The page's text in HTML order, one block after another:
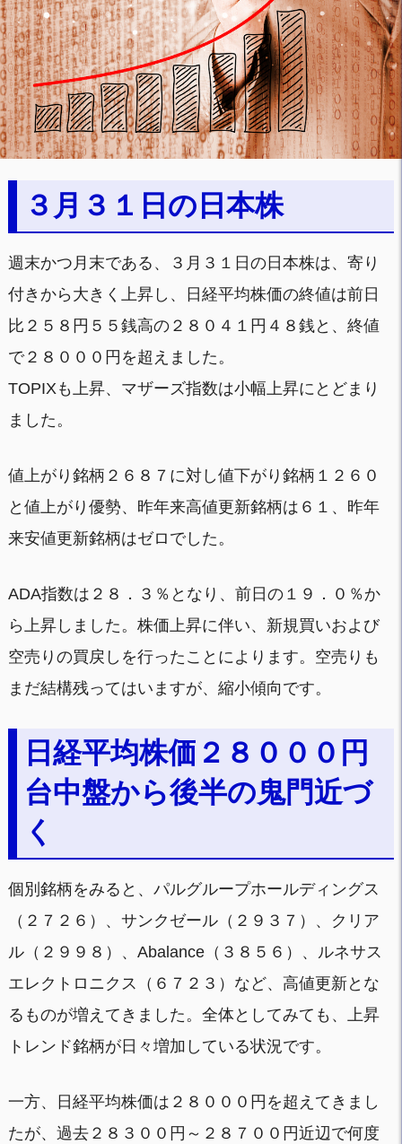
３月３１日の日本株
週末かつ月末である、３月３１日の日本株は、寄り
付きから大きく上昇し、日経平均株価の終値は前日
比２５８円５５銭高の２８０４１円４８銭と、終値
で２８０００円を超えました。
TOPIXも上昇、マザーズ指数は小幅上昇にとどまり
ました。
値上がり銘柄２６８７に対し値下がり銘柄１２６０
と値上がり優勢、昨年来高値更新銘柄は６１、昨年
来安値更新銘柄はゼロでした。
ADA指数は２８．３％となり、前日の１９．０％か
ら上昇しました。株価上昇に伴い、新規買いおよび
空売りの買戻しを行ったことによります。空売りも
まだ結構残ってはいますが、縮小傾向です。
日経平均株価２８０００円
台中盤から後半の鬼門近づ
く
個別銘柄をみると、パルグループホールディングス
（２７２６）、サンクゼール（２９３７）、クリア
ル（２９９８）、Abalance（３８５６）、ルネサス
エレクトロニクス（６７２３）など、高値更新とな
るものが増えてきました。全体としてみても、上昇
トレンド銘柄が日々増加している状況です。
一方、日経平均株価は２８０００円を超えてきまし
たが、過去２８３００円～２８７００円近辺で何度